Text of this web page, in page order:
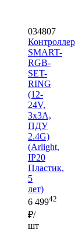
034807
Контроллер
SMART-
RGB-
SET-
RING
(12-
24V,
3x3A,
ПДУ
2.4G)
(Arlight,
IP20
Пластик,
5
лет)
6 49942
₽/
шт